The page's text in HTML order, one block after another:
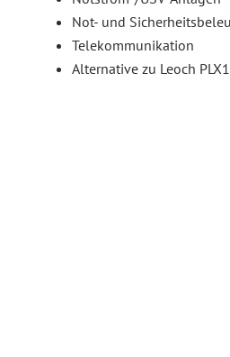
Not- und
Telekommunikation
Alternative zu Leoch